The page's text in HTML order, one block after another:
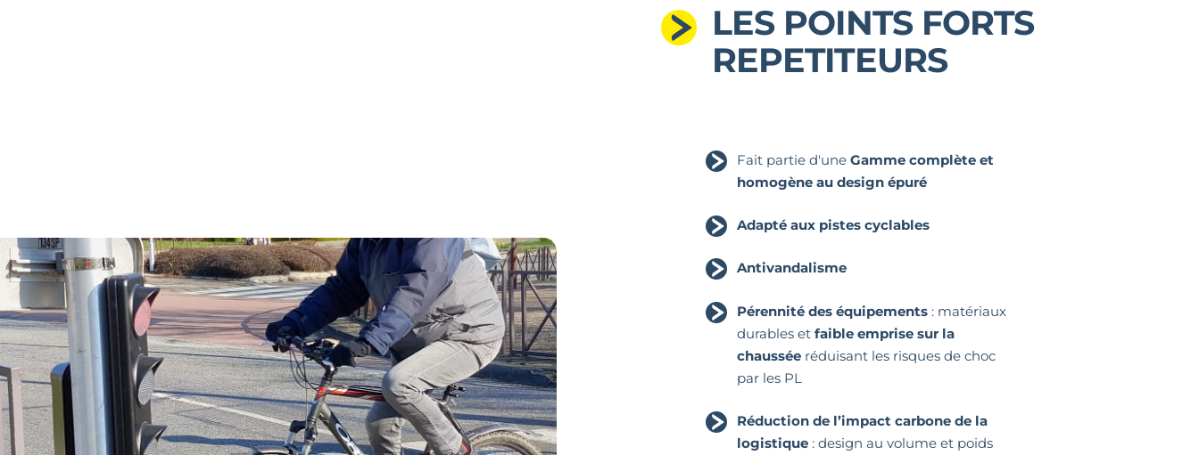
LES POINTS FORTS
REPETITEURS
Fait partie d'une Gamme complète et
homogène au design épuré
Adapté aux pistes cyclables
Antivandalisme
Pérennité des équipements : matériaux
durables etfaible emprise sur la
chaussée réduisant les risques de choc
par les PL
Réduction de l’impact carbone de la
logistique : design au volume et poids